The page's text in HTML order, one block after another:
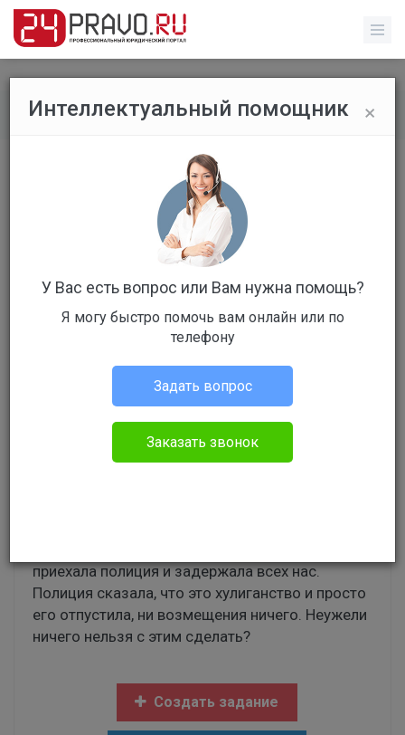
Все вопросы / Административное право
Хулиганство и порча имущества
Вопрос уже решен
Здравствуйте, такой вопрос Моей
приехала полиция и задержала всех нас.
Полиция сказала, что это хулиганство и просто
его отпустила, ни возмещения ничего. Неужели
ничего нельзя с этим сделать?
Создать задание
×
Интеллектуальный помощник
У Вас есть вопрос или Вам нужна помощь?
Я могу быстро помочь вам онлайн или по
телефону
Задать вопрос
Заказать звонок